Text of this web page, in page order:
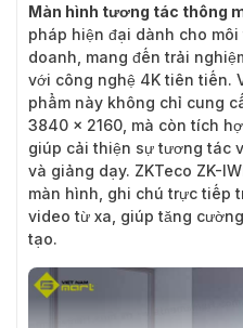
Màn hình tương tác thông
pháp hiện đại dành cho
doanh, mang đến trải
với công nghệ 4K tiên tiến.
phẩm này không chỉ cung
3840 × 2160, mà còn tích
giúp cải thiện sự tương tác
và giảng dạy. ZKTeco ZK-
màn hình, ghi chú trực tiếp
video từ xa, giúp tăng
tạo.